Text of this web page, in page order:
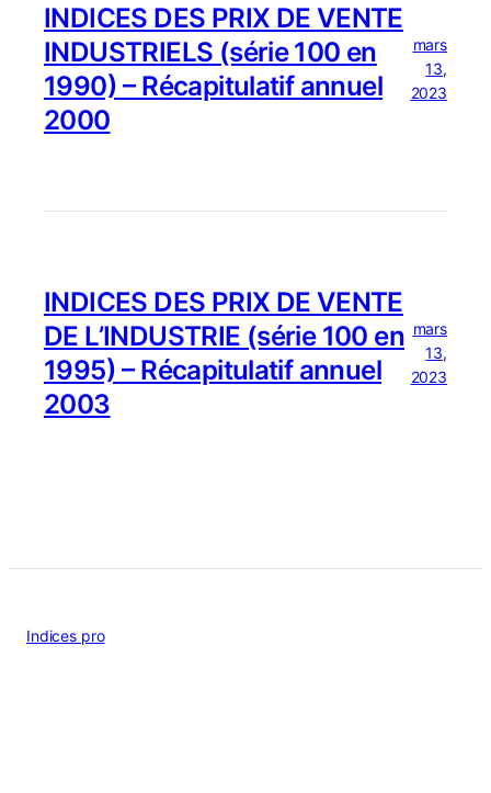
INDICES DES PRIX DE VENTE
INDUSTRIELS (série 100 en
1990) – Récapitulatif annuel
2000
mars
13,
2023
INDICES DES PRIX DE VENTE
DE L’INDUSTRIE (série 100 en
1995) – Récapitulatif annuel
2003
mars
13,
2023
Indices pro